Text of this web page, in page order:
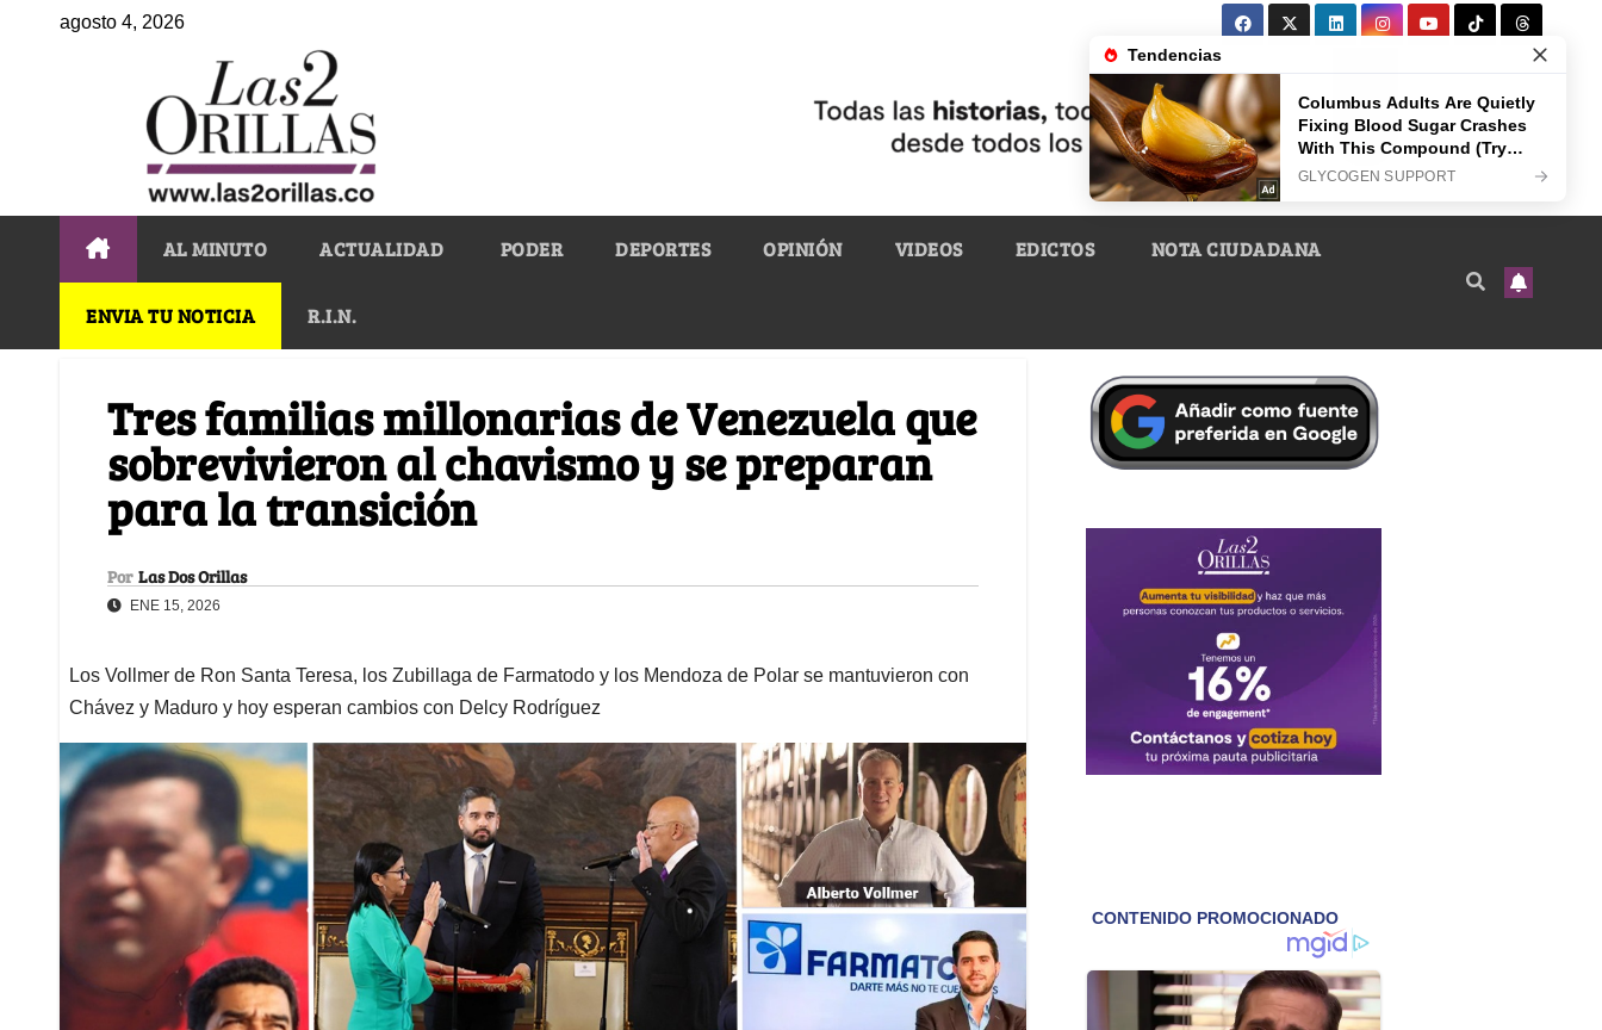
agosto 4, 2026
AL MINUTO ACTUALIDAD PODER DEPORTES OPINIÓN VIDEOS EDICTOS NOTA CIUDADANA
ENVIA TU NOTICIA R.I.N.
Tres familias millonarias de Venezuela que
sobrevivieron al chavismo y se preparan
para la transición
Por Las Dos Orillas
ENE 15, 2026
Los Vollmer de Ron Santa Teresa, los Zubillaga de Farmatodo y los Mendoza de Polar se mantuvieron con
Chávez y Maduro y hoy esperan cambios con Delcy Rodríguez